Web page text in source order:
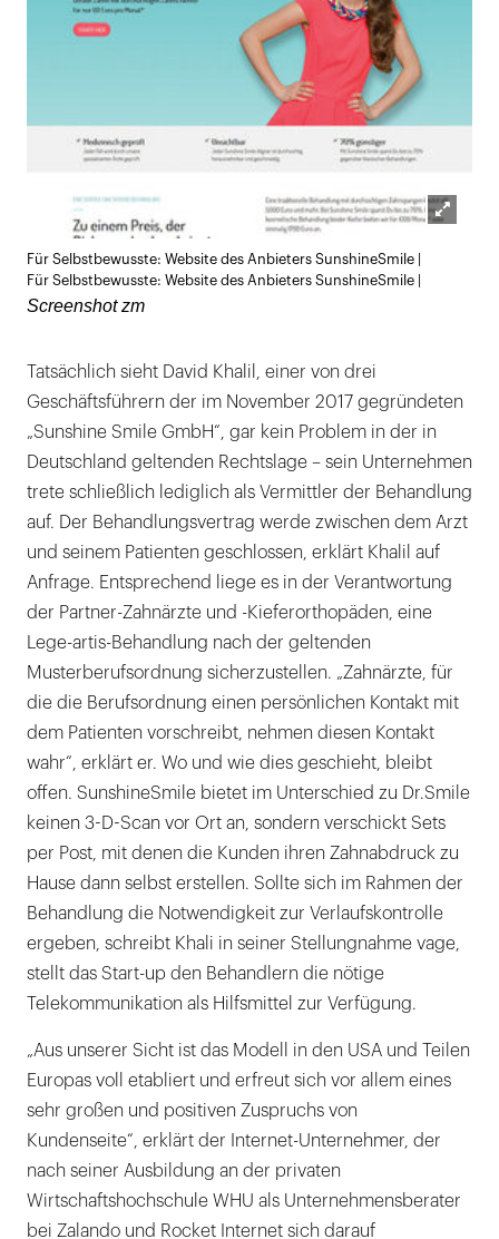
Für Selbstbewusste: Website des Anbieters SunshineSmile |
Für Selbstbewusste: Website des Anbieters SunshineSmile |
Screenshot zm
Tatsächlich sieht David Khalil, einer von drei
Geschäftsführern der im November 2017 gegründeten
„Sunshine Smile GmbH“, gar kein Problem in der in
Deutschland geltenden Rechtslage – sein Unternehmen
trete schließlich lediglich als Vermittler der Behandlung
auf. Der Behandlungsvertrag werde zwischen dem Arzt
und seinem Patienten geschlossen, erklärt Khalil auf
Anfrage. Entsprechend liege es in der Verantwortung
der Partner-Zahnärzte und -Kieferorthopäden, eine
Lege-artis-Behandlung nach der geltenden
Musterberufsordnung sicherzustellen. „Zahnärzte, für
die die Berufsordnung einen persönlichen Kontakt mit
dem Patienten vorschreibt, nehmen diesen Kontakt
wahr“, erklärt er. Wo und wie dies geschieht, bleibt
offen. SunshineSmile bietet im Unterschied zu Dr.Smile
keinen 3-D-Scan vor Ort an, sondern verschickt Sets
per Post, mit denen die Kunden ihren Zahnabdruck zu
Hause dann selbst erstellen. Sollte sich im Rahmen der
Behandlung die Notwendigkeit zur Verlaufskontrolle
ergeben, schreibt Khali in seiner Stellungnahme vage,
stellt das Start-up den Behandlern die nötige
Telekommunikation als Hilfsmittel zur Verfügung.
„Aus unserer Sicht ist das Modell in den USA und Teilen
Europas voll etabliert und erfreut sich vor allem eines
sehr großen und positiven Zuspruchs von
Kundenseite“, erklärt der Internet-Unternehmer, der
nach seiner Ausbildung an der privaten
Wirtschaftshochschule WHU als Unternehmensberater
bei Zalando und Rocket Internet sich darauf